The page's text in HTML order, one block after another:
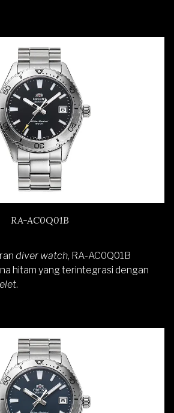
RA-AC0Q01B
diver watch, RA-AC0Q01B
hitam yang terintegrasi dengan
.